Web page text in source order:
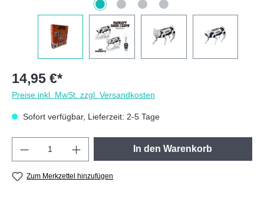
14,95 €*
Preise inkl. MwSt. zzgl. Versandkosten
Sofort verfügbar, Lieferzeit: 2-5 Tage
Produkt Anzahl: Gib den gewünschten
In den Warenkorb
Zum Merkzettel hinzufügen